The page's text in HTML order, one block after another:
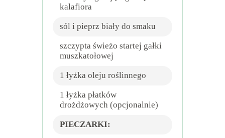
kalafiora
sól i pieprz biały do smaku
szczypta świeżo startej gałki
muszkatołowej
1 łyżka oleju roślinnego
1 łyżka płatków
drożdżowych (opcjonalnie)
PIECZARKI: